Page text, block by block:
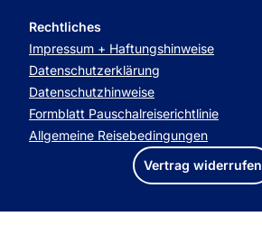
Rechtliches
Impressum + Haftungshinweise
Datenschutzerklärung
Datenschutzhinweise
Formblatt Pauschalreiserichtlinie
Allgemeine Reisebedingungen
Vertrag widerrufen